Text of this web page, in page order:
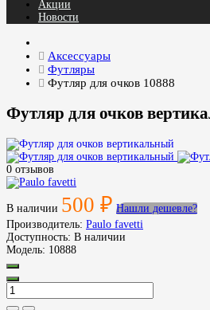
Акции
Новости
Аксессуары
Футляры
Футляр для очков 10888
Футляр для очков
0 отзывов
В наличии 500 ₽ Нашли дешевле?
Производитель: Paulo favetti
Доступность: В наличии
Модель: 10888